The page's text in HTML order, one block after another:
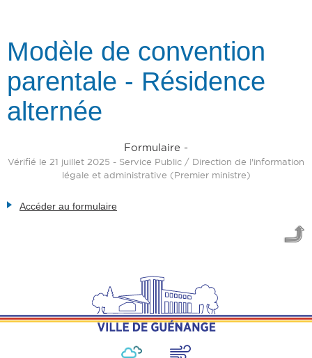
Modèle de convention
parentale - Résidence
alternée
Formulaire -
Vérifié le 21 juillet 2025 - Service Public / Direction de l'information
légale et administrative (Premier ministre)
Accéder au formulaire